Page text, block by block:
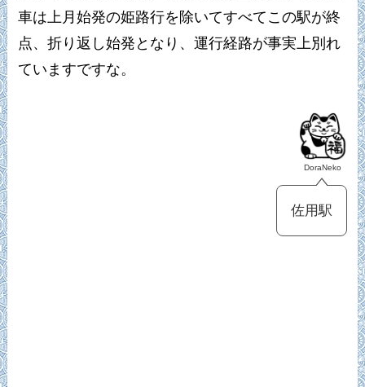
車は上月始発の姫路行を除いてすべてこの駅が終
点、折り返し始発となり、運行経路が事実上別れ
ていますですな。
DoraNeko
佐用駅